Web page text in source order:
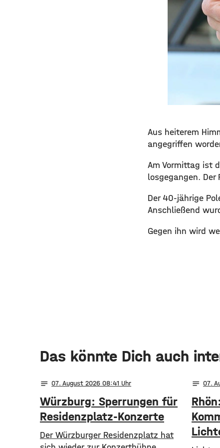
​​Aus heiterem
angegriffen
​Am Vormittag ist
losgegangen.
​Der 40-jährige
Anschließend
​Gegen ihn wird
Das könnte Dich auch
notes 07. August 2026 08:41
Würzburg: Sperrungen für
Residenzplatz-Konzerte
Der Würzburger Residenzplatz hat
notes 07.